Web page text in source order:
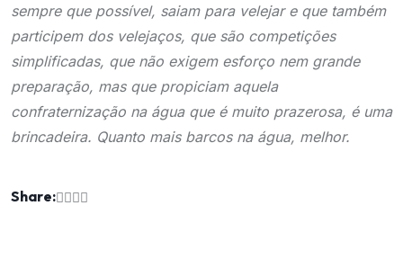
sempre que possível, saiam para velejar e que também
participem dos velejaços, que são competições
simplificadas, que não exigem esforço nem grande
preparação, mas que propiciam aquela
confraternização na água que é muito prazerosa, é uma
brincadeira. Quanto mais barcos na água, melhor.
Share: